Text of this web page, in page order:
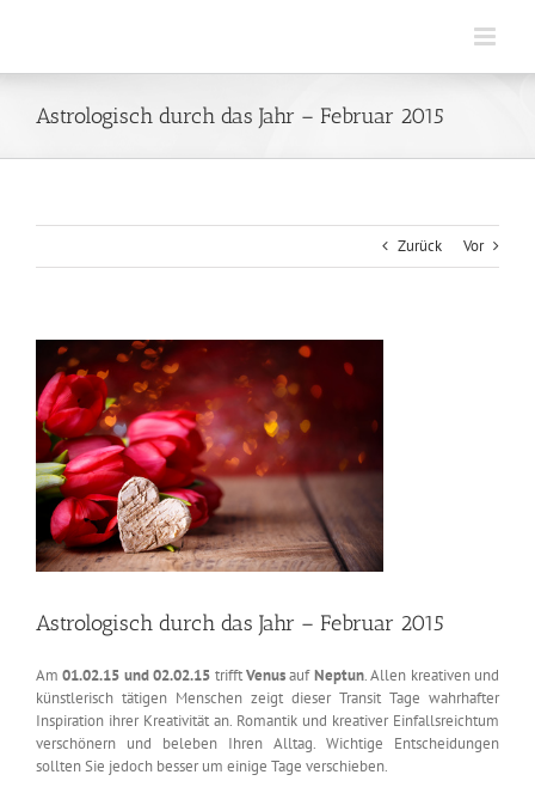
Astrologisch durch das Jahr – Februar 2015
Zurück Vor
Zeige
grösseres
Bild
Astrologisch durch das Jahr – Februar 2015
Am01.02.15 und 02.02.15 trifftVenusaufNeptun. Allen kreativen und
künstlerisch tätigen Menschen zeigt dieser Transit Tage wahrhafter
Inspiration ihrer Kreativität an. Romantik und kreativer Einfallsreichtum
verschönern und beleben Ihren Alltag. Wichtige Entscheidungen
sollten Sie jedoch besser um einige Tage verschieben.